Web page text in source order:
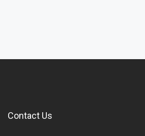
Contact Us